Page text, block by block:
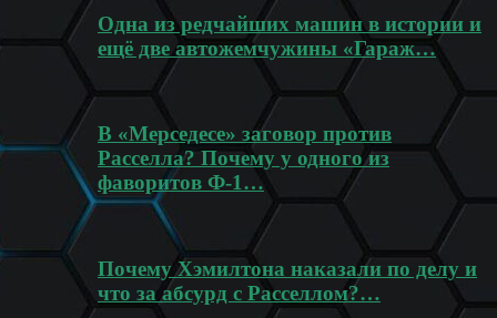
Одна из редчайших машин в истории и
ещё две автожемчужины «Гараж…
В «Мерседесе» заговор против
Расселла? Почему у одного из
фаворитов Ф-1…
Почему Хэмилтона наказали по делу и
что за абсурд с Расселлом?…